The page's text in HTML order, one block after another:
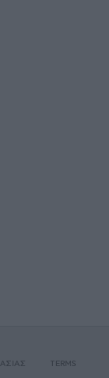
TERMS